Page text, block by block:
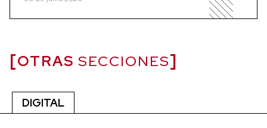
OTRAS SECCIONES
DIGITAL